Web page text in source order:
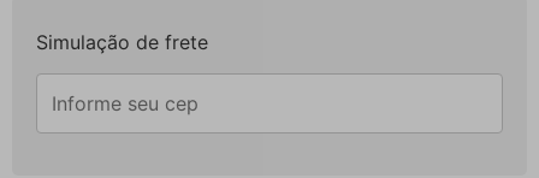
Simulação de frete